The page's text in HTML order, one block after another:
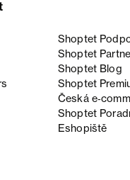
Shoptet
Shoptet
Shoptet Blog
Shoptet
Česká
Shoptet
Eshopiště